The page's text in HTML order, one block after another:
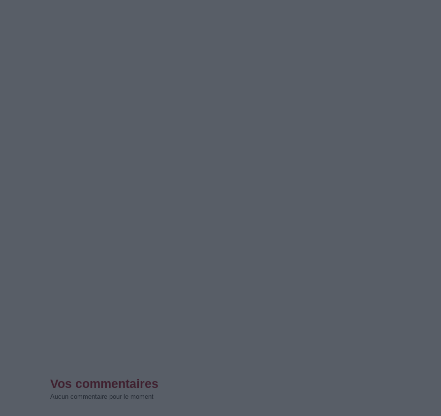
Vos commentaires
Aucun commentaire pour le moment